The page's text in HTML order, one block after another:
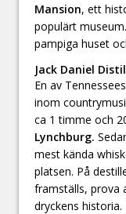
Mansion, ett
populärt
pampiga huset
Jack Daniel
En av
inom
ca 1 timme och
Lynchburg.
mest kända
platsen. På
framställs, prova
dryckens